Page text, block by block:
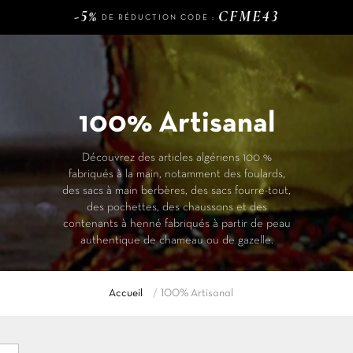
LIVRAISON GRATUITE DÈS 120€ D'ACHAT
-5%DE RÉDUCTION CODE :CFME43
100% Artisanal
Découvrez des articles algériens 100 %
fabriqués à la main, notamment des foulards,
des sacs à main berbères, des sacs fourre-tout,
des pochettes, des chaussons et des
contenants à henné fabriqués à partir de peau
authentique de chameau ou de gazelle.
Accueil 100% Artisanal